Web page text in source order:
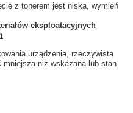
z tonerem jest niska, wymień
eksploatacyjnych
urządzenia, rzeczywista
mniejsza niż wskazana lub stan